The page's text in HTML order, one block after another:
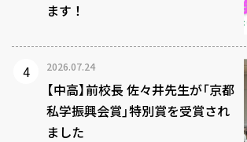
ます！
2026.07.24
【中高】前校長 佐々井先生が「京都
私学振興会賞」特別賞を受賞され
ました